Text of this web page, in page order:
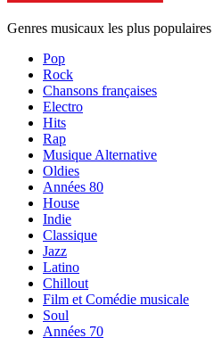
Genres musicaux les plus populaires
Pop
Rock
Chansons françaises
Electro
Hits
Rap
Musique Alternative
Oldies
Années 80
House
Indie
Classique
Jazz
Latino
Chillout
Film et Comédie musicale
Soul
Années 70